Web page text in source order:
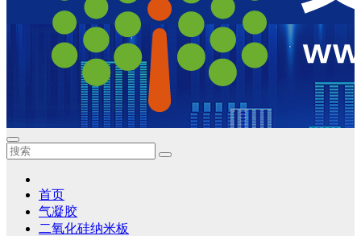
艾邦气凝胶论坛
气凝胶材料及应用，产业链动态；气凝胶在新能源如锂电、储
首页
气凝胶
二氧化硅纳米板